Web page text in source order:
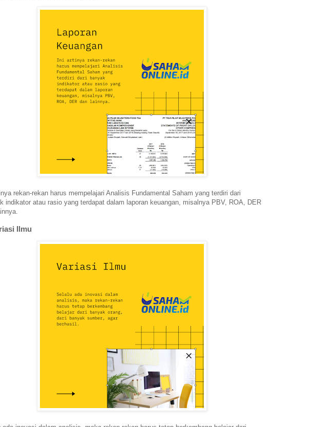
rekan-rekan harus mempelajari Analisis Fundamental Saham yang terdiri dari
indikator atau rasio yang terdapat dalam laporan keuangan, misalnya PBV, ROA, DER
Ilmu